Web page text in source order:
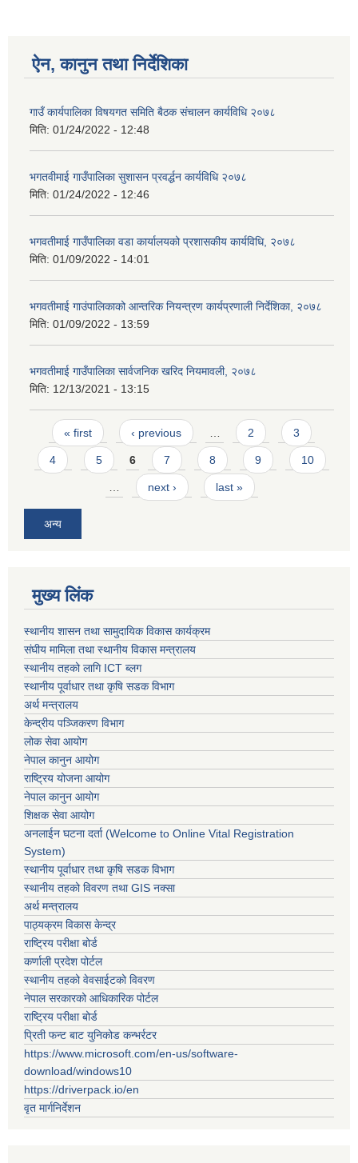
ऐन, कानुन तथा निर्देशिका
गाउँ कार्यपालिका विषयगत समिति बैठक संचालन कार्यविधि २०७८
मिति: 01/24/2022 - 12:48
भगतवीमाई गाउँपालिका सुशासन प्रवर्द्धन कार्यविधि २०७८
मिति: 01/24/2022 - 12:46
भगवतीमाई गाउँपालिका वडा कार्यालयको प्रशासकीय कार्यविधि, २०७८
मिति: 01/09/2022 - 14:01
भगवतीमाई गाउंपालिकाको आन्तरिक नियन्त्रण कार्यप्रणाली निर्देशिका, २०७८
मिति: 01/09/2022 - 13:59
भगवतीमाई गाउँपालिका सार्वजनिक खरिद नियमावली, २०७८
मिति: 12/13/2021 - 13:15
Pages
« first ‹ previous 2 3
4 5 6 7 8 9 10
next › last »
अन्य
मुख्य लिंक
स्थानीय शासन तथा सामुदायिक विकास कार्यक्रम
संघीय मामिला तथा स्थानीय विकास मन्त्रालय
स्थानीय तहको लागि ICT ब्लग
स्थानीय पूर्वाधार तथा कृषि सडक विभाग
अर्थ मन्त्रालय
केन्द्रीय पञ्जिकरण विभाग
लोक सेवा आयोग
नेपाल कानुन आयोग
राष्ट्रिय योजना आयोग
नेपाल कानुन आयोग
शिक्षक सेवा आयोग
अनलाईन घटना दर्ता (Welcome to Online Vital Registration
System)
स्थानीय पूर्वाधार तथा कृषि सडक विभाग
स्थानीय तहको विवरण तथा GIS नक्सा
अर्थ मन्त्रालय
पाठ्यक्रम विकास केन्द्र
राष्ट्रिय परीक्षा बोर्ड
कर्णाली प्रदेश पोर्टल
स्थानीय तहको वेवसाईटको विवरण
नेपाल सरकारको आधिकारिक पोर्टल
राष्ट्रिय परीक्षा बोर्ड
प्रिती फन्ट बाट युनिकोड कन्भर्रटर
https://www.microsoft.com/en-us/software-
download/windows10
https://driverpack.io/en
वृत मार्गनिर्देशन